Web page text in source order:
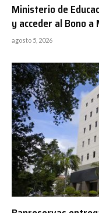
Ministerio de
y acceder al Bono
agosto 5, 2026